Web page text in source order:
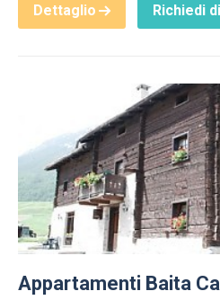
Dettaglio Richiedi
Appartamenti Baita